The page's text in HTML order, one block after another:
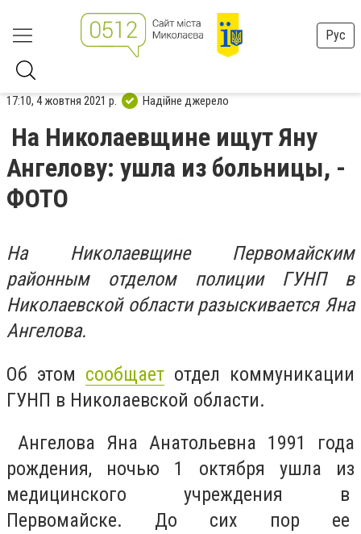
Рус
17:10, 4 жовтня 2021 р. Надійне джерело
На Николаевщине ищут Яну
Ангелову: ушла из больницы, -
ФОТО
На Николаевщине Первомайским
районным отделом полиции ГУНП в
Николаевской области разыскивается Яна
Ангелова.
Об этом сообщает отдел коммуникации
ГУНП в Николаевской области.
Ангелова Яна Анатольевна 1991 года
рождения, ночью 1 октября ушла из
медицинского учреждения в
Первомайске. До сих пор ее